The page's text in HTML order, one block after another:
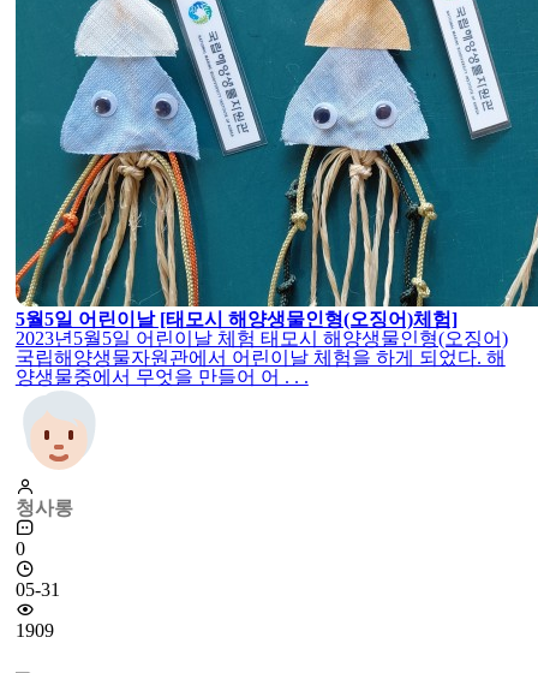
5월5일 어린이날 [태모시 해양생물인형(오징어)체험]
2023년5월5일 어린이날 체험 태모시 해양생물인형(오징어)
국립해양생물자원관에서 어린이날 체험을 하게 되었다. 해
양생물중에서 무엇을 만들어 어 . . .
청사롱
0
05-31
1909